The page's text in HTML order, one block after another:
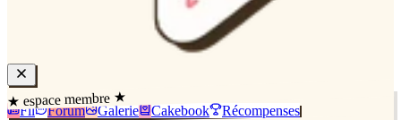
★ espace membre ★
Fil Forum Galerie Cakebook Récompenses